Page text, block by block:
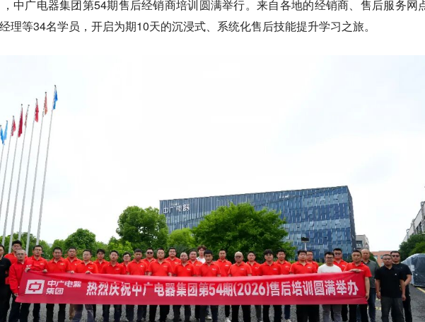
中广电器集团第54期售后经销商培训圆满举行。来自各地的经销商、售后服务网
理等34名学员，开启为期10天的沉浸式、系统化售后技能提升学习之旅。